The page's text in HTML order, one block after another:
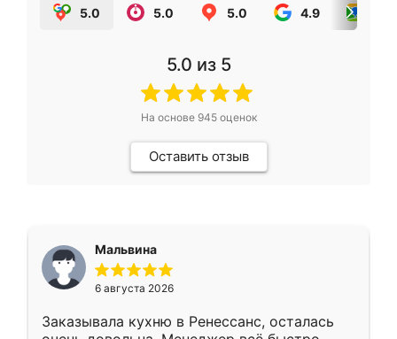
5.0 5.0 5.0 4.9
5.0 из 5
На основе 945оценок
Оставить отзыв
Мальвина
6 августа 2026
Заказывала кухню в Ренессанс, осталась